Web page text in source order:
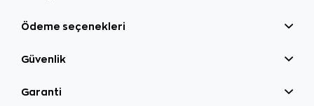
Ödeme seçenekleri
Güvenlik
Garanti